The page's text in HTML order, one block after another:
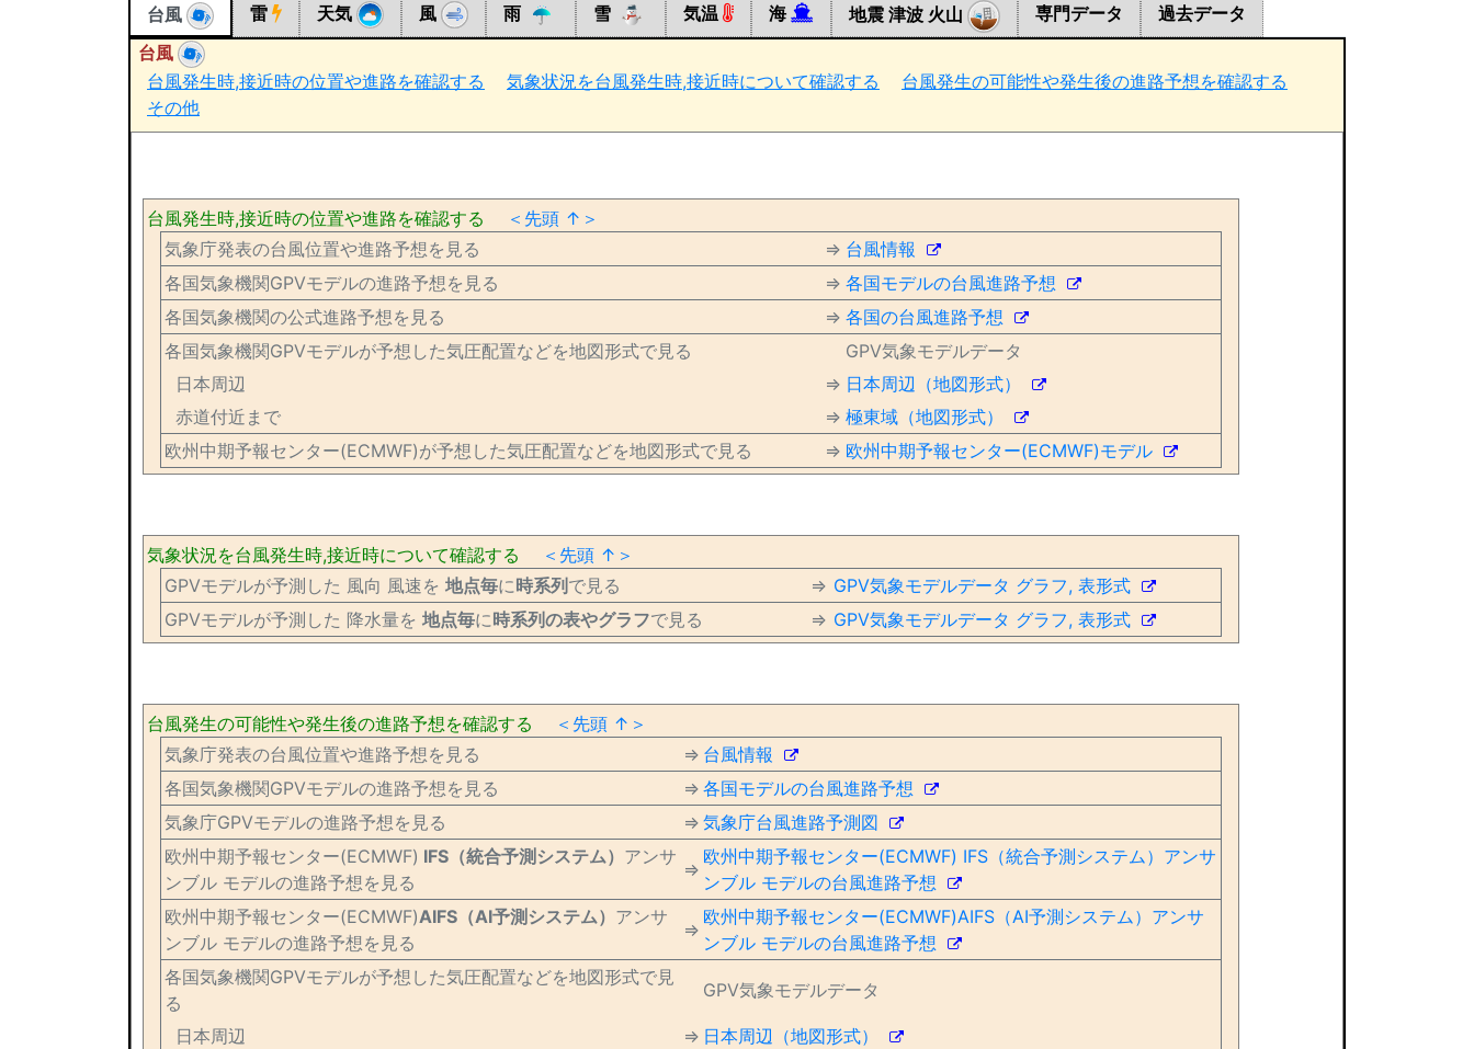
台風 雷 天気 風 雨 雪 気温 海 地震 津波 火山 専門データ
過去データ
台風
台風発生時,接近時の位置や進路を確認する
気象状況を台風発生時,接近時について確認する
台風発生の可能性や発生後の進路予想を確認する
その他
台風発生時,接近時の位置や進路を確認する
＜先頭 ↑＞
気象庁発表の台風位置や進路予想を見る
⇒ 台風情報
各国気象機関GPVモデルの進路予想を見る
⇒ 各国モデルの台風進路予想
各国気象機関の公式進路予想を見る
⇒ 各国の台風進路予想
各国気象機関GPVモデルが予想した気圧配置などを地図形式で見る
GPV気象モデルデータ
日本周辺
⇒ 日本周辺（地図形式）
赤道付近まで
⇒ 極東域（地図形式）
欧州中期予報センター(ECMWF)が予想した気圧配置などを地図形式で見る
⇒ 欧州中期予報センター(ECMWF)モデル
気象状況を台風発生時,接近時について確認する
＜先頭 ↑＞
GPVモデルが予測した 風向 風速を 地点毎に時系列 で見る ⇒ GPV気象モデルデータ グラフ, 表形式
GPVモデルが予測した 降水量を 地点毎に時系列の表やグラフで見る ⇒ GPV気象モデルデータ グラフ, 表形式
台風発生の可能性や発生後の進路予想を確認する
＜先頭 ↑＞
気象庁発表の台風位置や進路予想を見る
⇒ 台風情報
各国気象機関GPVモデルの進路予想を見る
⇒ 各国モデルの台風進路予想
気象庁GPVモデルの進路予想を見る
⇒ 気象庁台風進路予測図
欧州中期予報センター(ECMWF) IFS（統合予測システム） アンサ
ンブル モデルの進路予想を見る
⇒
欧州中期予報センター(ECMWF) IFS（統合予測システム）アンサ
ンブル モデルの台風進路予想
欧州中期予報センター(ECMWF)AIFS（AI予測システム） アンサ
ンブル モデルの進路予想を見る
⇒
欧州中期予報センター(ECMWF)AIFS（AI予測システム）アンサ
ンブル モデルの台風進路予想
各国気象機関GPVモデルが予想した気圧配置などを地図形式で見
る
GPV気象モデルデータ
日本周辺 ⇒ 日本周辺（地図形式）